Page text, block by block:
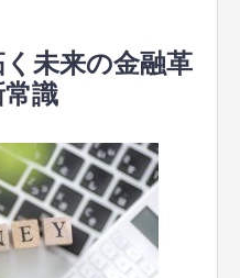
未来の金融革
識